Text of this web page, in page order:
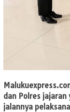
dan Polres jajaran
jalannya